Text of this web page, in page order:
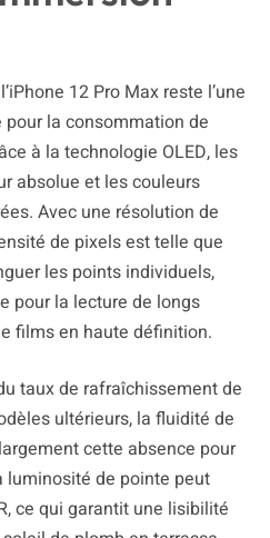
12 Pro Max reste l’une
la consommation de
à la technologie OLED, les
absolue et les couleurs
Avec une résolution de
de pixels est telle que
les points individuels,
pour la lecture de longs
films en haute définition.
taux de rafraîchissement de
ultérieurs, la fluidité de
cette absence pour
luminosité de pointe peut
ce qui garantit une lisibilité